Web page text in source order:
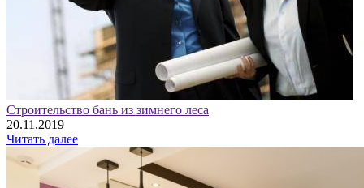
Строительство бань из зимнего леса
20.11.2019
Читать далее